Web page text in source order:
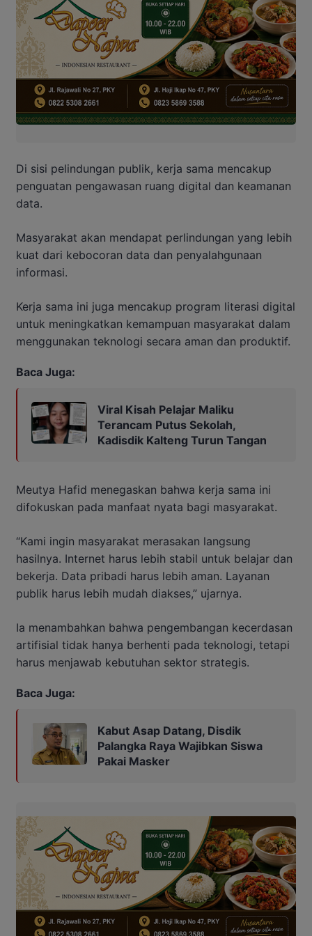
Di sisi pelindungan publik, kerja sama mencakup
penguatan pengawasan ruang digital dan keamanan
data.
Masyarakat akan mendapat perlindungan yang lebih
kuat dari kebocoran data dan penyalahgunaan
informasi.
Kerja sama ini juga mencakup program literasi digital
untuk meningkatkan kemampuan masyarakat dalam
menggunakan teknologi secara aman dan produktif.
Baca Juga:
Viral Kisah Pelajar Maliku
Terancam Putus Sekolah,
Kadisdik Kalteng Turun Tangan
Meutya Hafid menegaskan bahwa kerja sama ini
difokuskan pada manfaat nyata bagi masyarakat.
“Kami ingin masyarakat merasakan langsung
hasilnya. Internet harus lebih stabil untuk belajar dan
bekerja. Data pribadi harus lebih aman. Layanan
publik harus lebih mudah diakses,” ujarnya.
Ia menambahkan bahwa pengembangan kecerdasan
artifisial tidak hanya berhenti pada teknologi, tetapi
harus menjawab kebutuhan sektor strategis.
Baca Juga:
Kabut Asap Datang, Disdik
Palangka Raya Wajibkan Siswa
Pakai Masker